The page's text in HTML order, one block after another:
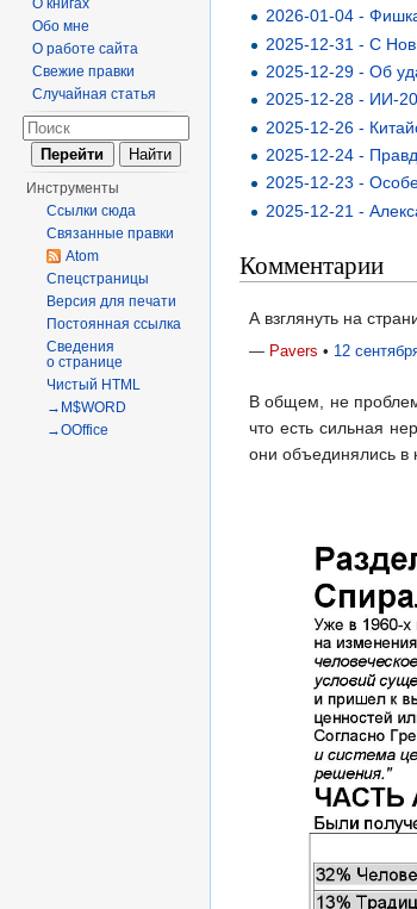
2026-01-04 -
2025-12-31 - С
2025-12-29 - Об
2025-12-28 - ИИ-
2025-12-26 -
2025-12-24 -
2025-12-23 -
2025-12-21 -
Комментарии
А взглянуть на
— Pavers • 12
В общем, не
что есть сильная
они объединялись в
О книгах
Обо мне
О работе сайта
Свежие правки
Случайная статья
Инструменты
Ссылки сюда
Связанные правки
Atom
Спецстраницы
Версия для печати
Постоянная ссылка
Сведения
о странице
Чистый HTML
→M$WORD
→OOffice